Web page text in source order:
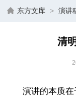
东方文库 > 演讲
清
演讲的本质在